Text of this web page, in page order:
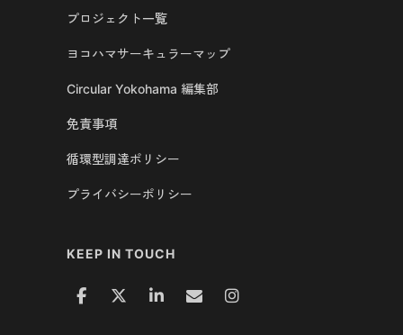
プロジェクト一覧
ヨコハマサーキュラーマップ
Circular Yokohama 編集部
免責事項
循環型調達ポリシー
プライバシーポリシー
KEEP IN TOUCH